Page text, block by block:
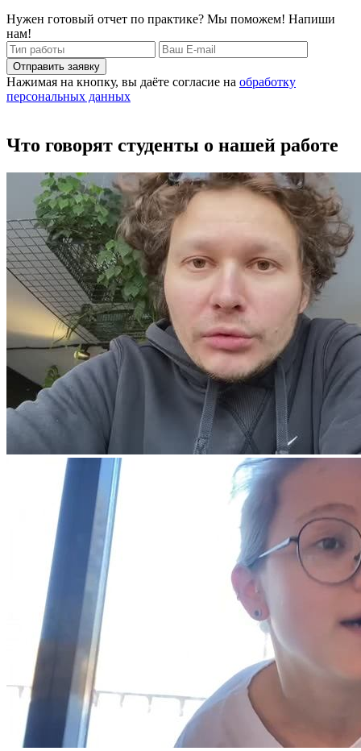
Нужен готовый отчет по практике? Мы поможем! Напиши
нам!
Отправить заявку
Нажимая на кнопку, вы даёте согласие на обработку
персональных данных
Что говорят студенты о нашей работе